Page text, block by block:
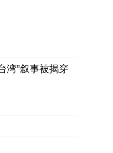
湾”叙事被揭穿